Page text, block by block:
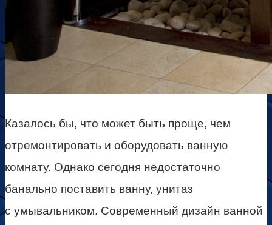
Казалось бы, что может быть проще, чем
отремонтировать и оборудовать ванную
комнату. Однако сегодня недостаточно
банально поставить ванну, унитаз
с умывальником. Современный дизайн ванной